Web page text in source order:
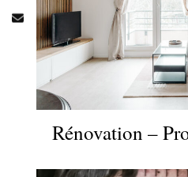
Rénovation –